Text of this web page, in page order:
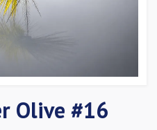
Olive #16